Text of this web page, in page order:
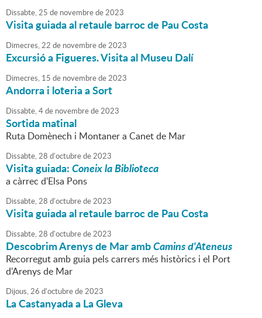
Dissabte,25 de novembrede2023
Visita guiada al retaule barroc de Pau Costa
Dimecres,22 de novembrede2023
Excursió a Figueres. Visita al Museu Dalí
Dimecres, 15 de novembrede2023
Andorra i loteria a Sort
Dissabte,4de novembrede2023
Sortida matinal
Ruta Domènech i Montaner a Canet de Mar
Dissabte,28 d'octubrede2023
Visita guiada:Coneix la Biblioteca
a càrrec d'Elsa Pons
Dissabte,28 d'octubrede2023
Visita guiada al retaule barroc de Pau Costa
Dissabte,28 d'octubrede2023
Descobrim Arenys de Mar ambCamins d'Ateneus
Recorregut amb guia pels carrers més històrics i el Port
d'Arenys de Mar
Dijous,26 d'octubrede2023
La Castanyada a La Gleva